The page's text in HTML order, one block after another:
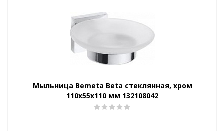
Мыльница Bemeta Beta стеклянная, хром
110x55x110 мм 132108042